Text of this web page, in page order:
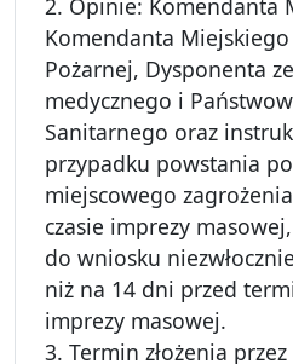
2. Opinie: Komendanta
Komendanta
Pożarnej, Dysponenta
medycznego i
Sanitarnego oraz
przypadku powstania
miejscowego
czasie imprezy
do wniosku
niż na 14 dni przed
imprezy masowej.
3. Termin złożenia